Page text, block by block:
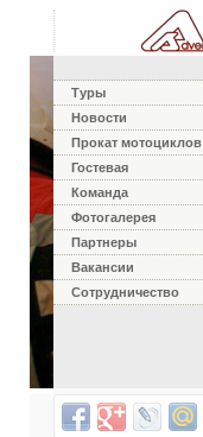
Туры
Новости
Прокат мотоциклов
Гостевая
Команда
Фотогалерея
Партнеры
Вакансии
Сотрудничество